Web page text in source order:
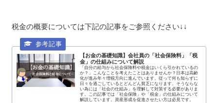
税金の概要については下記の記事をご参照ください↓↓
【お金の基礎知識】会社員の「社会保険料」「税
金」の仕組みについて解説
「自分の給与から社会保険料や税金はいくら引かれているの
か？」こんなことを考えたことはありませんか？日本は高齢
化が進み年々増税方向に進んでいます。従って何も知らずに
日々を過ごしているとどんどん貧乏になります。そうならな
い為には「社会の仕組み」を理解して対策する必要がありま
す。この記事では「社会保険」や「税金」の仕組みについて
解説しています。資産形成を促進させたい方は必見です。